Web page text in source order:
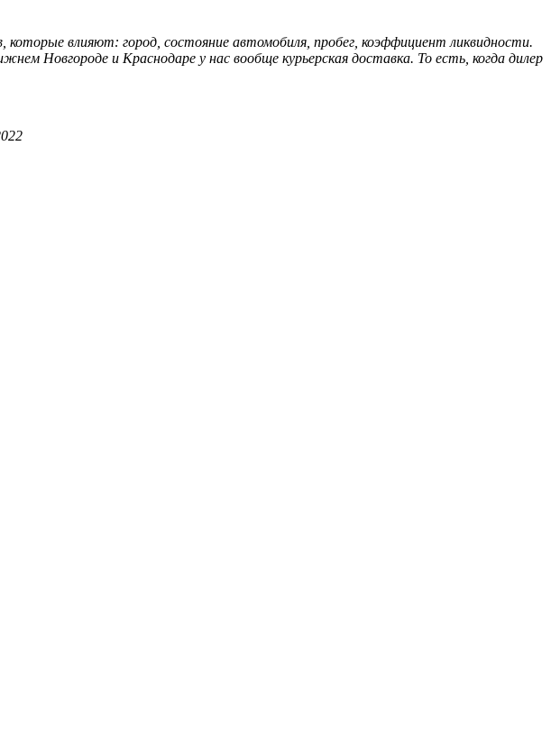
влияют: город, состояние автомобиля, пробег, коэффициент ликвидности.
Новгороде и Краснодаре у нас вообще курьерская доставка. То есть, когда дилер